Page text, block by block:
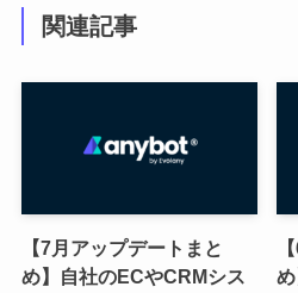
関連記事
【7月アップデートまと
め】自社のECやCRMシス